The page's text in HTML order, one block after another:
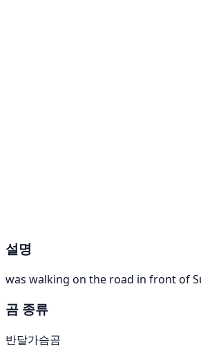
설명
was walking on the road in front of
곰 종류
반달가슴곰